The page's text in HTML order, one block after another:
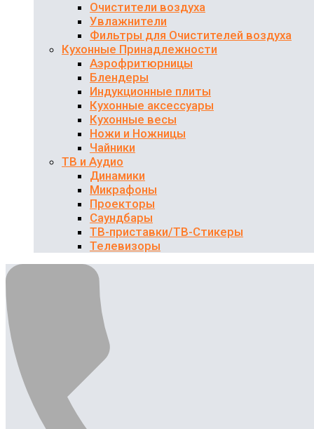
Очистители воздуха
Увлажнители
Фильтры для Очистителей воздуха
Кухонные Принадлежности
Аэрофритюрницы
Блендеры
Индукционные плиты
Кухонные аксессуары
Кухонные весы
Ножи и Ножницы
Чайники
ТВ и Аудио
Динамики
Микрафоны
Проекторы
Саундбары
ТВ-приставки/ТВ-Стикеры
Телевизоры